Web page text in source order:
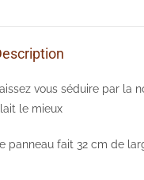
Laissez vous séduire par la
le mieux
Le panneau fait 32 cm de